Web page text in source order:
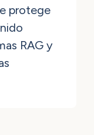
protege
RAG y